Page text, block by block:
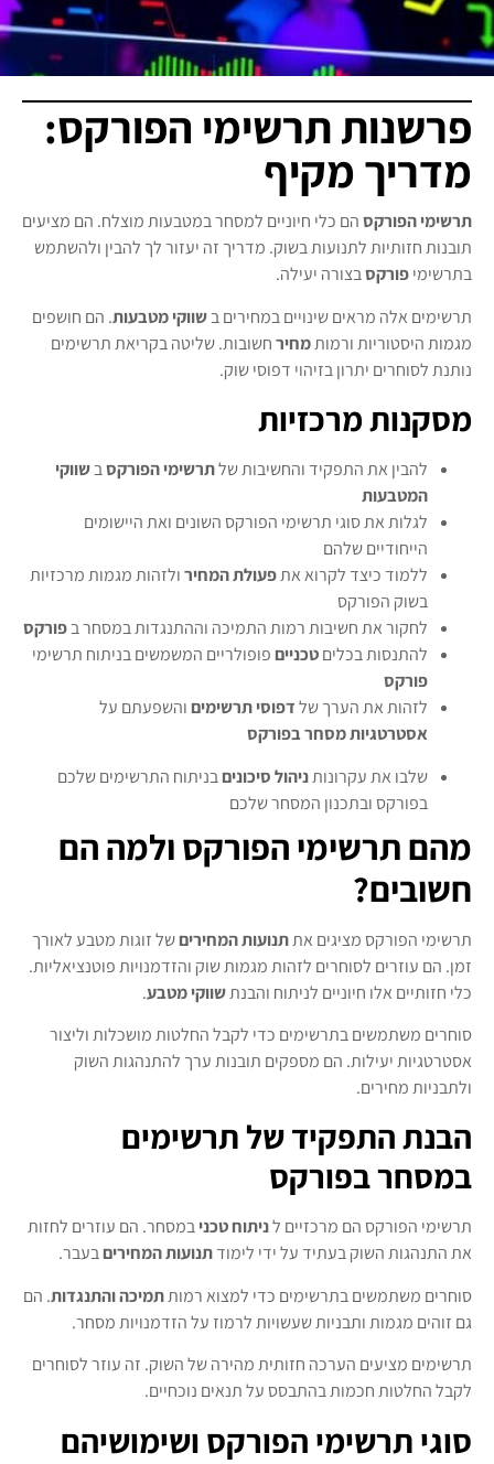
פרשנות תרשימי הפורקס:
מדריך מקיף
תרשימי הפורקסהם כלי חיוניים למסחר במטבעות מוצלח. הם מציעים
תובנות חזותיות לתנועות בשוק. מדריך זה יעזור לך להבין ולהשתמש
בתרשימיפורקסבצורה יעילה.
תרשימים אלה מראים שינויים במחירים בשווקי מטבעות. הם חושפים
מגמות היסטוריות ורמותמחירחשובות. שליטה בקריאת תרשימים
נותנת לסוחרים יתרון בזיהוי דפוסי שוק.
מסקנות מרכזיות
להבין את התפקיד והחשיבות שלתרשימי הפורקסבשווקי
המטבעות
לגלות את סוגי תרשימי הפורקס השונים ואת היישומים
הייחודיים שלהם
ללמוד כיצד לקרוא אתפעולת המחירולזהות מגמות מרכזיות
בשוק הפורקס
לחקור את חשיבות רמות התמיכה וההתנגדות במסחר בפורקס
להתנסות בכליםטכנייםפופולריים המשמשים בניתוח תרשימי
פורקס
לזהות את הערך שלדפוסי תרשימיםוהשפעתם על
אסטרטגיות מסחר בפורקס
שלבו את עקרונותניהול סיכוניםבניתוח התרשימים שלכם
בפורקס ובתכנון המסחר שלכם
מהם תרשימי הפורקס ולמה הם
חשובים?
תרשימי הפורקס מציגים אתתנועות המחיריםשל זוגות מטבע לאורך
זמן. הם עוזרים לסוחרים לזהות מגמות שוק והזדמנויות פוטנציאליות.
כלי חזותיים אלו חיוניים לניתוח והבנתשווקי מטבע.
סוחרים משתמשים בתרשימים כדי לקבל החלטות מושכלות וליצור
אסטרטגיות יעילות. הם מספקים תובנות ערך להתנהגות השוק
ולתבניות מחירים.
הבנת התפקיד של תרשימים
במסחר בפורקס
תרשימי הפורקס הם מרכזיים לניתוח טכניבמסחר. הם עוזרים לחזות
את התנהגות השוק בעתיד על ידי לימודתנועות המחיריםבעבר.
סוחרים משתמשים בתרשימים כדי למצוא רמותתמיכה והתנגדות. הם
גם זוהים מגמות ותבניות שעשויות לרמוז על הזדמנויות מסחר.
תרשימים מציעים הערכה חזותית מהירה של השוק. זה עוזר לסוחרים
לקבל החלטות חכמות בהתבסס על תנאים נוכחיים.
סוגי תרשימי הפורקס ושימושיהם